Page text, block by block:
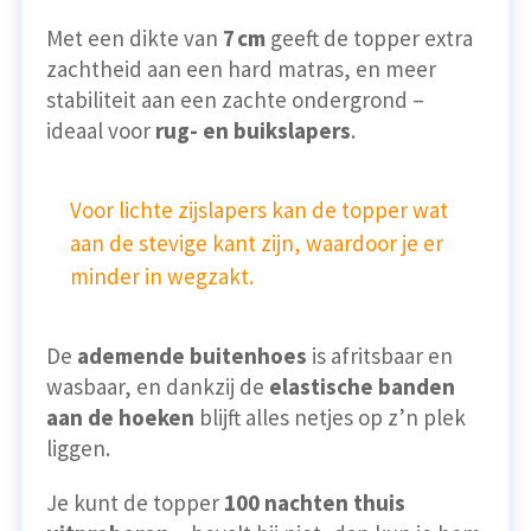
Met een dikte van 7 cm geeft de topper extra
zachtheid aan een hard matras, en meer
stabiliteit aan een zachte ondergrond –
ideaal voor rug- en buikslapers.
Voor lichte zijslapers kan de topper wat
aan de stevige kant zijn, waardoor je er
minder in wegzakt.
De ademende buitenhoes is afritsbaar en
wasbaar, en dankzij de elastische banden
aan de hoeken blijft alles netjes op z’n plek
liggen.
Je kunt de topper 100 nachten thuis